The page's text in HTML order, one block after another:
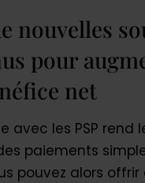
nouvelles
pour
net
avec les PSP rend
paiements
pouvez alors offrir